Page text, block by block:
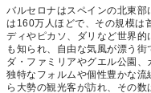
バルセロナはスペインの北東
は160万人ほどで、その規模は
ディやピカソ、ダリなど世界
も知られ、自由な気風が漂う
ダ・ファミリアやグエル公園
独特なフォルムや個性豊かな
ら大勢の観光客が訪れ、その